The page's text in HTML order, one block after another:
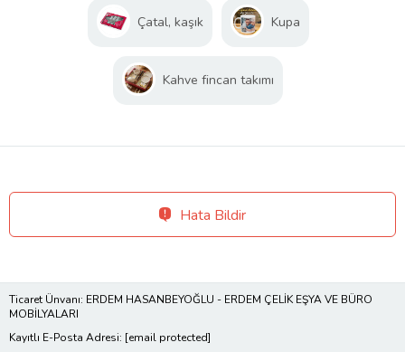
Çatal, kaşık Kupa
Kahve fincan takımı
Hata Bildir
Ticaret Ünvanı: ERDEM HASANBEYOĞLU - ERDEM ÇELİK EŞYA VE BÜRO
MOBİLYALARI
Kayıtlı E-Posta Adresi: [email protected]